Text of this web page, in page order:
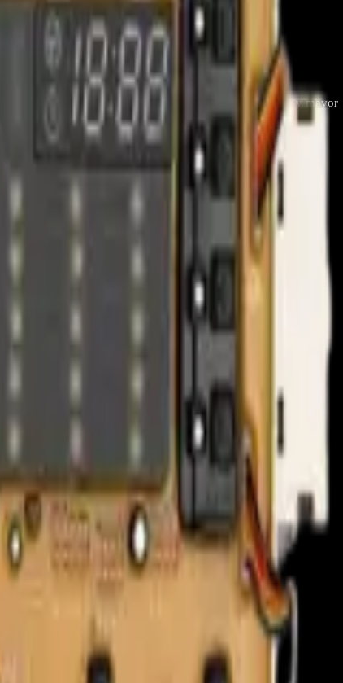
del equipo, asegurando un rendimiento estable y mayor
interferencias y proteger los componentes internos,